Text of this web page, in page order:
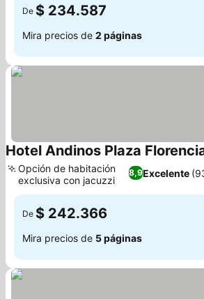
De $ 234.587
Mira precios de 2 páginas
Hotel Andinos Plaza
8,9Excelente
Opción de habitación
exclusiva con jacuzzi
De $ 242.366
Mira precios de 5 páginas